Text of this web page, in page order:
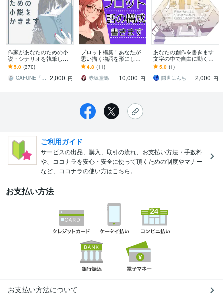
作家があなたのための小
説・シナリオを執筆しま
す ✴︎実績300以上✴︎小説・
シナリオ・プロット執筆
いたします
5.0 (370)
CAFUNE「カフネ」 2,000 円
プロット構築！あなたが
思い描く物語を形にしま
す あなたのイメージを文
章で筋立て（構成）して
ストーリーにしよう
4.8 (11)
赤堀堂馬
10,000 円
あなたの創作を書きます
文字の中で自由に動く、
あなたの創作の手助けを
5.0 (1)
隠世にんち
2,000 円
ご利用ガイド
サービスの出品、購入、取引の流れ、お支払い方法・手数料
や、ココナラを安心・安全に使って頂くための制度やマナー
など、ココナラの使い方はこちら。
お支払い方法
お支払い方法について